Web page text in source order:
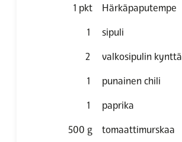
1 pkt Härkäpaputempe
1 sipuli
2 valkosipulin kynttä
1 punainen chili
1 paprika
500 g tomaattimurskaa